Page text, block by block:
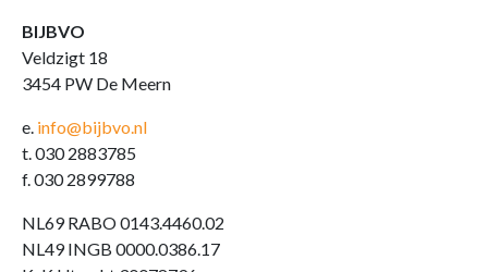
BIJBVO
Veldzigt 18
3454 PW De Meern
e. info@bijbvo.nl
t. 030 2883785
f. 030 2899788
NL69 RABO 0143.4460.02
NL49 INGB 0000.0386.17